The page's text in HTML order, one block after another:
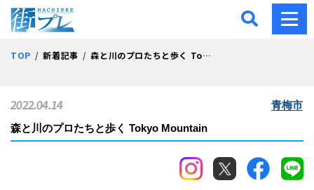
街プレ -東京・西多摩の
TOP 新着記事 森と川のプロたちと歩く Tokyo Mountain
森と川のプロたちと歩く Tokyo Mountain
2022.04.14 青梅市